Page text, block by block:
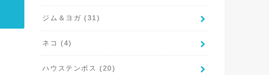
ジム＆ヨガ (31)
ネコ (4)
ハウステンボス (20)